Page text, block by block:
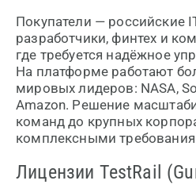
Покупатели — российские
разработчики, финтех и
где требуется надёжное
На платформе работают
мировых лидеров: NASA,
Amazon. Решение
команд до крупных
комплексными
Лицензии TestRail